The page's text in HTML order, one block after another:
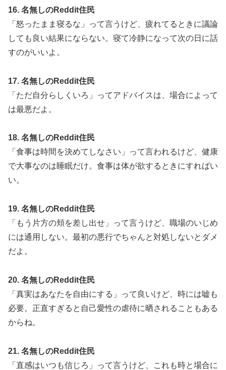
16. 名無しのReddit住民
「怒ったまま寝るな」って言うけど、疲れてるときに議論
しても良い結果にならない。寝て冷静になって次の日に話
すのがいいよ。
17. 名無しのReddit住民
「ただ自分らしくいろ」ってアドバイスは、場合によって
は最悪だよ。
18. 名無しのReddit住民
「食事は時間を決めてしなさい」って言われるけど、健康
で大事なのは睡眠だけ。食事は体が欲するときにすればい
い。
19. 名無しのReddit住民
「もう片方の頬を差し出せ」って言うけど、職場のいじめ
には通用しない。最初の悪行でちゃんと対処しないとダメ
だよ。
20. 名無しのReddit住民
「真実はあなたを自由にする」って良いけど、時には嘘も
必要。正直すぎると自己愛性の虐待に晒されることもある
からね。
21. 名無しのReddit住民
「直感はいつも信じろ」って言うけど、これも時と場合に